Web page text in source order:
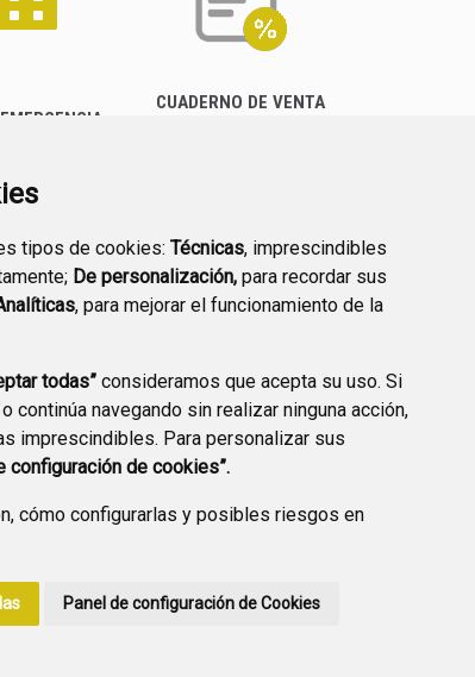
tipos de cookies: Técnicas, imprescindibles
De personalización, para recordar sus
, para mejorar el funcionamiento de la
todas” consideramos que acepta su uso. Si
o continúa navegando sin realizar ninguna acción,
imprescindibles. Para personalizar sus
configuración de cookies”.
cómo configurarlas y posibles riesgos en
Panel de configuración de Cookies
CUADERNO DE VENTA
PLAN DE ACCIÓN LOCAL
2030